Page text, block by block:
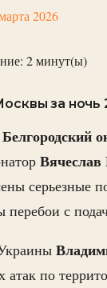
2026
2минут(ы)
за ночь
Белгородский
Вячеслав
серьезные
перебои с
атак по